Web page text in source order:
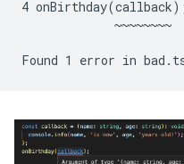
4
             ~~~~~~~~